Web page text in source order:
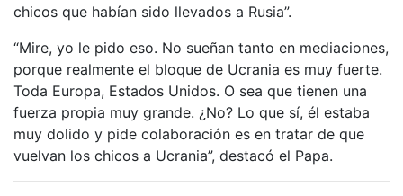
chicos que habían sido llevados a Rusia”.
“Mire, yo le pido eso. No sueñan tanto en mediaciones,
porque realmente el bloque de Ucrania es muy fuerte.
Toda Europa, Estados Unidos. O sea que tienen una
fuerza propia muy grande. ¿No? Lo que sí, él estaba
muy dolido y pide colaboración es en tratar de que
vuelvan los chicos a Ucrania”, destacó el Papa.